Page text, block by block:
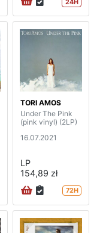
24H
TORI AMOS
Under The Pink
(pink vinyl) (2LP)
16.07.2021
LP
154,89 zł
72H